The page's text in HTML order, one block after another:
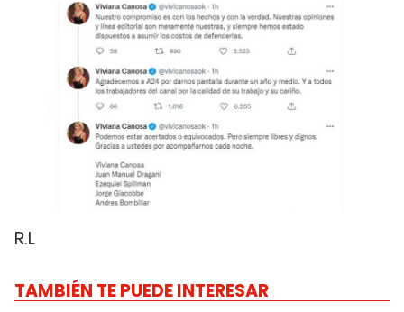
R.L
TAMBIÉN TE PUEDE INTERESAR